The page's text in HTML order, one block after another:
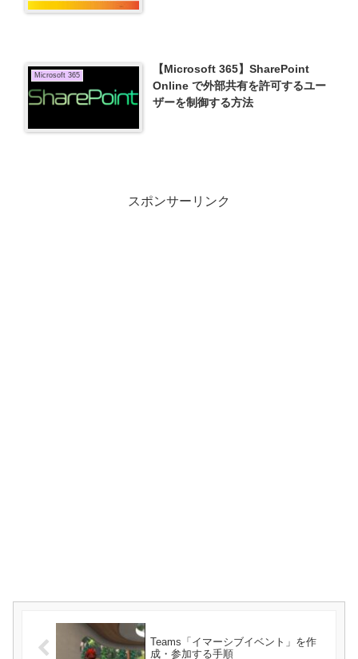
Microsoft 365
【Microsoft 365】SharePoint
Online で外部共有を許可するユー
ザーを制御する方法
スポンサーリンク
Teams「イマーシブイベント」を作
成・参加する手順